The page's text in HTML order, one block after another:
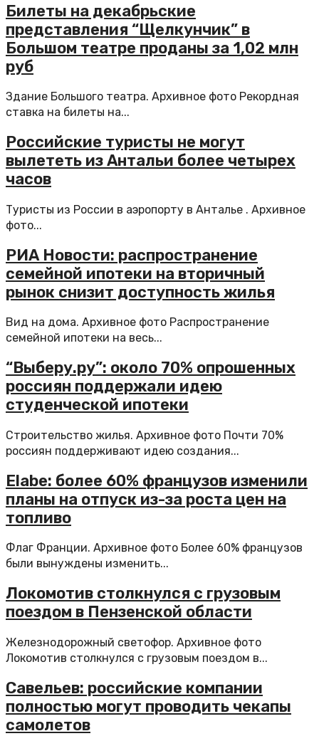
Билеты на декабрьские
представления “Щелкунчик” в
Большом театре проданы за 1,02 млн
руб
Здание Большого театра. Архивное фото Рекордная
ставка на билеты на...
Российские туристы не могут
вылететь из Антальи более четырех
часов
Туристы из России в аэропорту в Анталье . Архивное
фото...
РИА Новости: распространение
семейной ипотеки на вторичный
рынок снизит доступность жилья
Вид на дома. Архивное фото Распространение
семейной ипотеки на весь...
“Выберу.ру”: около 70% опрошенных
россиян поддержали идею
студенческой ипотеки
Строительство жилья. Архивное фото Почти 70%
россиян поддерживают идею создания...
Elabe: более 60% французов изменили
планы на отпуск из-за роста цен на
топливо
Флаг Франции. Архивное фото Более 60% французов
были вынуждены изменить...
Локомотив столкнулся с грузовым
поездом в Пензенской области
Железнодорожный светофор. Архивное фото
Локомотив столкнулся с грузовым поездом в...
Савельев: российские компании
полностью могут проводить чекапы
самолетов